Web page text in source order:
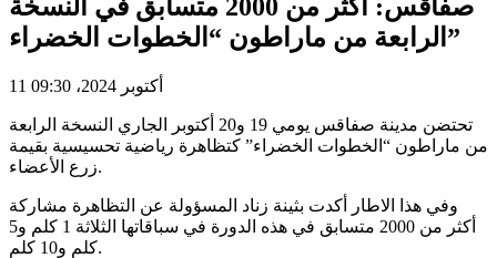
صفاقس: اكثر من 2000 متسابق في النسخة
الرابعة من ماراطون “الخطوات الخضراء”
11 أكتوبر 2024، 09:30
تحتضن مدينة صفاقس يومي 19 و20 أكتوبر الجاري النسخة الرابعة
من ماراطون “الخطوات الخضراء” كتظاهرة رياضية تحسيسية بقيمة
زرع الأعضاء.
وفي هذا الاطار أكدت بثينة زناد المسؤولة عن التظاهرة مشاركة
أكثر من 2000 متسابق في هذه الدورة في سباقاتها الثلاثة 1 كلم و5
كلم و10 كلم.